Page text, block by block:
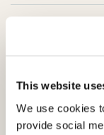
This website
We use cookies
provide social
Mere om